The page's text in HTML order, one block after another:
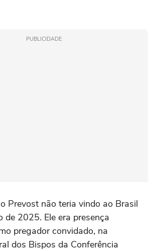
PUBLICIDADE
Prevost não teria vindo ao Brasil
de 2025. Ele era presença
pregador convidado, na
dos Bispos da Conferência